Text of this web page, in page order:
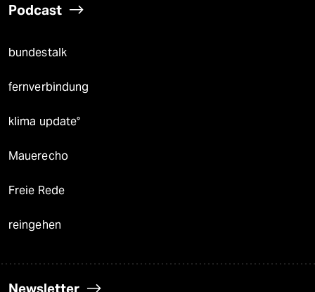
Podcast
bundestalk
fernverbindung
klima update°
Mauerecho
Freie Rede
reingehen
Newsletter